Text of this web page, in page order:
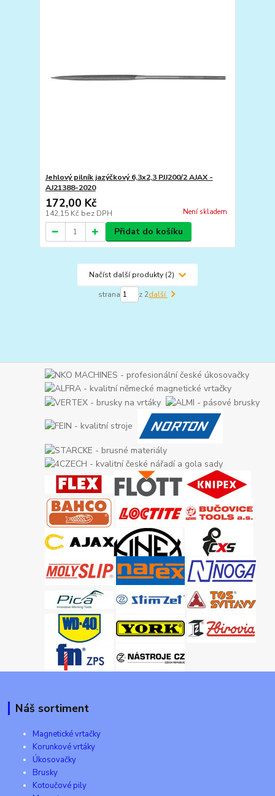
Jehlový pilník jazýčkový 6,3x2,3 PJJ200/2 AJAX -
AJ21388-2020
172,00 Kč
142,15 Kč bez DPH Není skladem
Přidat do košíku
Načíst další produkty (2)
strana z 2další
Náš sortiment
Magnetické vrtačky
Korunkové vrtáky
Úkosovačky
Brusky
Kotoučové pily